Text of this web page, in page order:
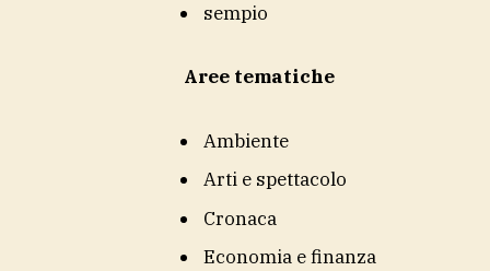
sempio
Aree tematiche
Ambiente
Arti e spettacolo
Cronaca
Economia e finanza